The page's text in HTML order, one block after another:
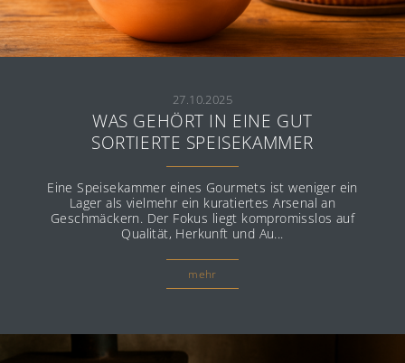
Das Material
Die Manufaktur
tiroler Kaiserschmarrn ein Highlight für
Presse
27.10.2025
WAS GEHÖRT IN EINE GUT
SORTIERTE SPEISEKAMMER
Eine Speisekammer eines Gourmets ist weniger ein
Lager als vielmehr ein kuratiertes Arsenal an
Geschmäckern. Der Fokus liegt kompromisslos auf
Qualität, Herkunft und Au...
mehr